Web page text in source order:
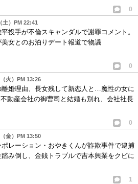
0
土）PM 22:41
投手が不倫スキャンダルで謝罪コメント。
女とのお泊りデート報道で物議
0
火）PM 13:26
離婚理由、長女残して新恋人と…魔性の女に
動産会社の御曹司と結婚も別れ、会社社長
0
金）PM 13:50
レーション・おやきくんが詐欺事件で逮捕
み倒し、金銭トラブルで吉本興業をクビに
1